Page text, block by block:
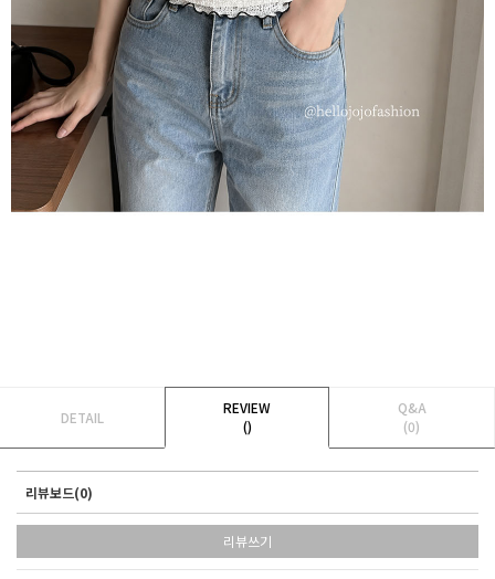
DETAIL
REVIEW
()
Q&A
(0)
리뷰보드(0)
리뷰쓰기